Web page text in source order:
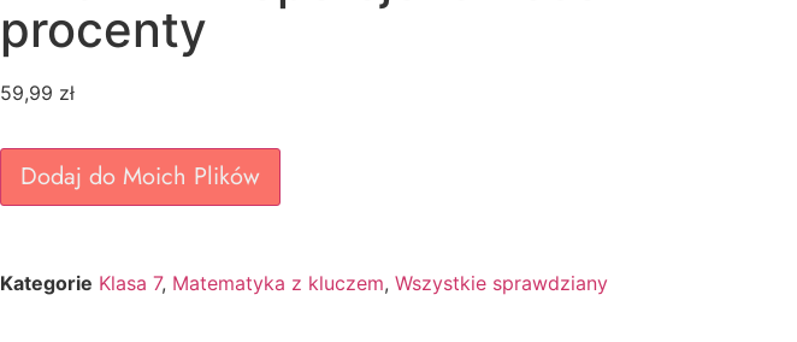
procenty
59,99 zł
Dodaj do Moich Plików
Kategorie Klasa 7, Matematyka z kluczem, Wszystkie sprawdziany